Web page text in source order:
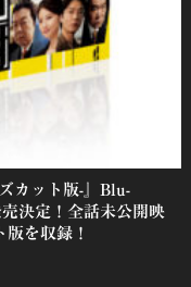
カット版-』Blu-
決定！全話未公開映
を収録！